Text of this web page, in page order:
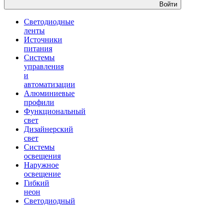
Войти
Светодиодные
ленты
Источники
питания
Системы
управления
и
автоматизации
Алюминиевые
профили
Функциональный
свет
Дизайнерский
свет
Системы
освещения
Наружное
освещение
Гибкий
неон
Светодиодный